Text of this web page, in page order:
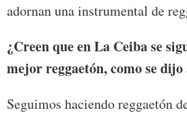
adornan una instrumental de
¿Creen que en La Ceiba se
mejor reggaetón, como se dijo
Seguimos haciendo reggaetón